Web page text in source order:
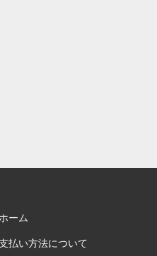
ホーム
払い方法について